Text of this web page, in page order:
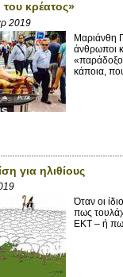
κρέατος»
2019
Μαριάνθη
άνθρωποι
«παράδοξο
κάποια,
για ηλιθίους
Όταν οι
πως
ΕΚΤ – ή